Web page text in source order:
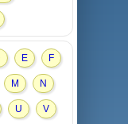
E F
M N
U V